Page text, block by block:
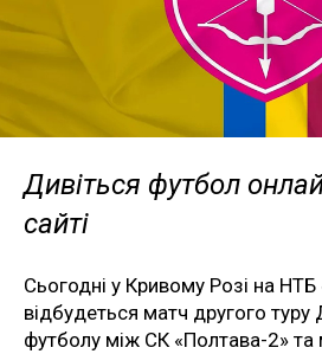
Дивіться футбол
сайті
Сьогодні у Кривому Розі на НТБ
відбудеться матч другого туру
футболу між СК «Полтава-2» та